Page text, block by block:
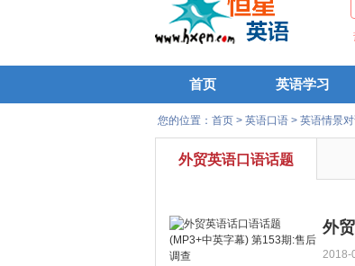
首页 英语学习
您的位置： 首页 > 英语口语 > 英语情景
外贸英语口语话题
外
2018-